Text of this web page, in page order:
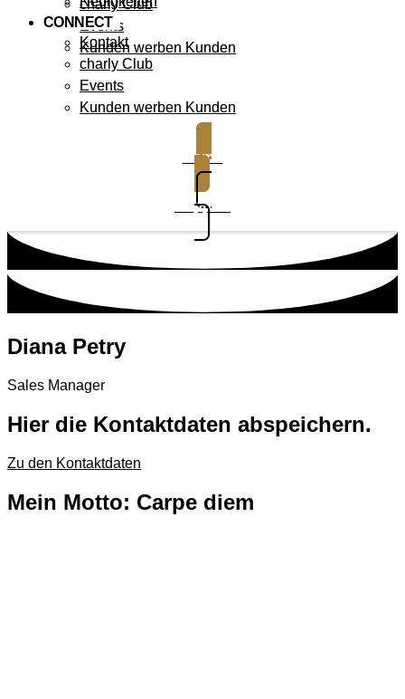
charly Club
Events
Kunden werben Kunden
CONNECT
Kontakt
charly Club
Events
Kunden werben Kunden
Demo
Support
Diana Petry
Sales Manager
Hier die Kontaktdaten abspeichern.
Zu den Kontaktdaten
Mein Motto: Carpe diem